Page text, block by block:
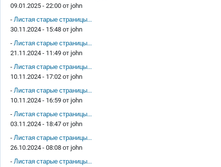
09.01.2025 - 22:00 от john
- Листая старые страницы...
30.11.2024 - 15:48 от john
- Листая старые страницы...
21.11.2024 - 11:49 от john
- Листая старые страницы...
10.11.2024 - 17:02 от john
- Листая старые страницы...
10.11.2024 - 16:59 от john
- Листая старые страницы...
03.11.2024 - 18:47 от john
- Листая старые страницы...
26.10.2024 - 08:08 от john
- Листая старые страницы...